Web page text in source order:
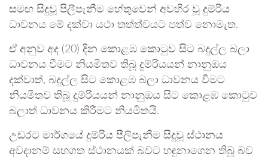
සමඟ සිදුවූ පිලීපැනීම හේතුවෙන් අවහිර වූ දුම්රිය
ධාවනය මේ දක්වා යථා තත්ත්වයට පත්ව නොමැත.
ඒ අනුව අද (20) දින කොළඹ කොටුව සිට බදුල්ල බලා
ධාවනය වීමට නියමිතව තිබූ දුම්රියයන් නානුඔය
දක්වාත්, බදුල්ල සිට කොළඹ බලා ධාවනය වීමට
නියමිතව තිබූ දුම්රියයන් නානුඔය සිට කොළඹ කොටුව
බලාත් ධාවනය කිරීමට නියමිතයි.
උඩරට මාර්ගයේ දුම්රිය පීලිපැනීම සිදුවූ ස්ථානය
අවදානම් සහගත ස්ථානයක් බවට හඳුනාගෙන තිබූ බව